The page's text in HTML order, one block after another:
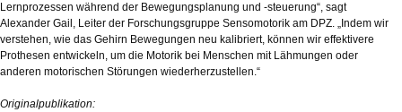
Lernprozessen während der Bewegungsplanung und -steuerung“, sagt
Alexander Gail, Leiter der Forschungsgruppe Sensomotorik am DPZ. „Indem wir
verstehen, wie das Gehirn Bewegungen neu kalibriert, können wir effektivere
Prothesen entwickeln, um die Motorik bei Menschen mit Lähmungen oder
anderen motorischen Störungen wiederherzustellen.“
Originalpublikation: